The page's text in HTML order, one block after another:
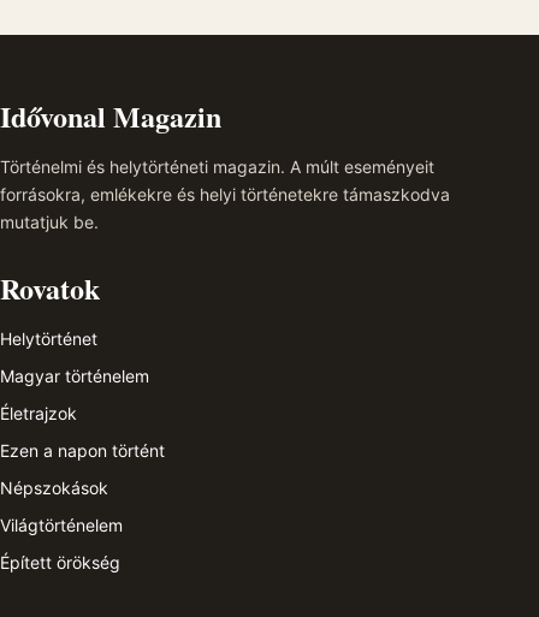
Idővonal Magazin
Történelmi és helytörténeti magazin. A múlt eseményeit
forrásokra, emlékekre és helyi történetekre támaszkodva
mutatjuk be.
Rovatok
Helytörténet
Magyar történelem
Életrajzok
Ezen a napon történt
Népszokások
Világtörténelem
Épített örökség